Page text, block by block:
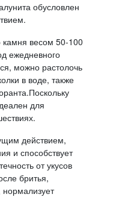
обусловлен
камня весом 50-100
ежедневного
можно растолочь
в воде, также
для
действием,
и способствует
от укусов
бритья,